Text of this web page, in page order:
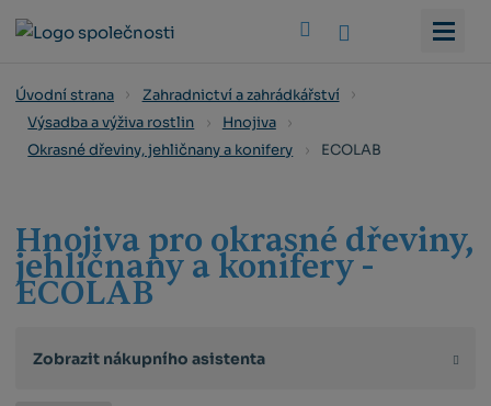
Úvodní strana
Zahradnictví a zahrádkářství
Výsadba a výživa rostlin
Hnojiva
Okrasné dřeviny, jehličnany a konifery
ECOLAB
Hnojiva pro okrasné dřeviny,
jehličnany a konifery -
ECOLAB
Zobrazit nákupního asistenta